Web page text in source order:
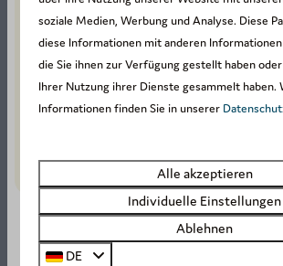
Nur 5 km von Arden Parks Petite
entfernt! Tauchen Sie ein in das
Ardenner Wälder bei einem in
einzigartigen Familienerlebnis. Der
Dochamps gelegene Parc
Hektar großes Entdeckungsareal,
Natur zu Ihrem Spielplatz wird.
Mehr
SUMMER DEAL: -20%! ☀️
soziale Medien, Werbung und Analyse. Diese
diese Informationen mit anderen
die Sie ihnen zur Verfügung gestellt haben
Ihrer Nutzung ihrer Dienste gesammelt haben.
Informationen finden Sie in unserer
Alle akzeptieren
Individuelle Einstellungen
Ablehnen
DE